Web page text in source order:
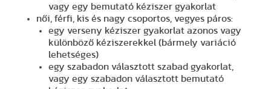
vagy egy bemutató kéziszer gyakorlat
női, férfi, kis és nagy csoportos, vegyes páros:
egy verseny kéziszer gyakorlat azonos vagy
különböző kéziszerekkel (bármely variáció
lehetséges)
egy szabadon választott szabad gyakorlat,
vagy egy szabadon választott bemutató